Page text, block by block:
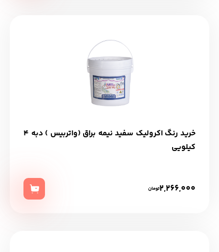
خرید رنگ اکرولیک سفید نیمه براق (واتربیس ) دبه 4
کیلویی
2,266,000تومان